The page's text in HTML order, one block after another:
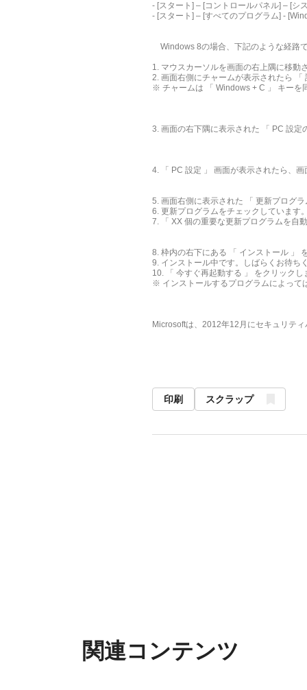
- [スタート] – [コントロールパネル] – [シ
- [スタート] – [すべてのプログラム] -
Windows 8の場合、下記のような経路
1. マウスカーソルを画面の右上隅に移動
2. 画面右側にチャームが表示されたら 「
※ チャームは 「 Windows + C 」 キー
3. 画面の右下隅に表示された 「 PC 設
4. 「 PC 設定 」 画面が表示されたら、
5. 画面右側に表示された 「 更新プログ
6. 更新プログラムをチェックしています
7. 「 XX 個の重要な更新プログラムを自
8. 枠内の右下にある 「 インストール 」
9. インストール中です。しばらくお待ち
10. 「 今すぐ再起動する 」 をクリック
※ インストールするプログラムによっ
Microsoftは、2012年12月にセキュリテ
印刷 スクラップ
関連コンテンツ